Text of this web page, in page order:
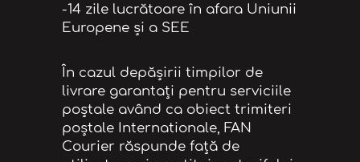
-14 zile lucrătoare în afara Uniunii
Europene și a SEE
În cazul depăşirii timpilor de
livrare garantaţi pentru serviciile
poștale având ca obiect trimiteri
poștale Internationale, FAN
Courier răspunde faţă de